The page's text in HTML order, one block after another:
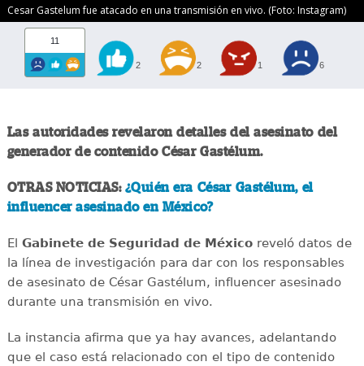
Cesar Gastelum fue atacado en una transmisión en vivo. (Foto: Instagram)
11
2 2 1 6
Las autoridades revelaron detalles del asesinato del
generador de contenido César Gastélum.
OTRAS NOTICIAS: ¿Quién era César Gastélum, el
influencer asesinado en México?
El Gabinete de Seguridad de Méxicoreveló datos de
la línea de investigación para dar con los responsables
de asesinato de César Gastélum, influencer asesinado
durante una transmisión en vivo.
La instancia afirma que ya hay avances, adelantando
que el caso está relacionado con el tipo de contenido